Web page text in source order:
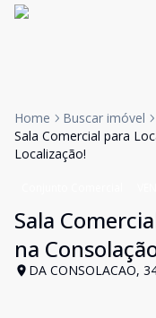
Home
Buscar imóvel
Sala Comercial para
Localização!
Sala
na
DA CONSOLACAO,